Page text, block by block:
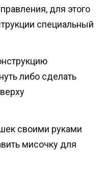
для этого
специальный
либо сделать
своими руками
мисочку для